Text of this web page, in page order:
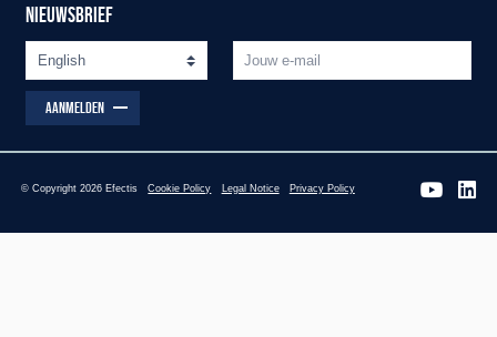
NIEUWSBRIEF
AANMELDEN
© Copyright 2026 Efectis Cookie Policy Legal Notice Privacy Policy